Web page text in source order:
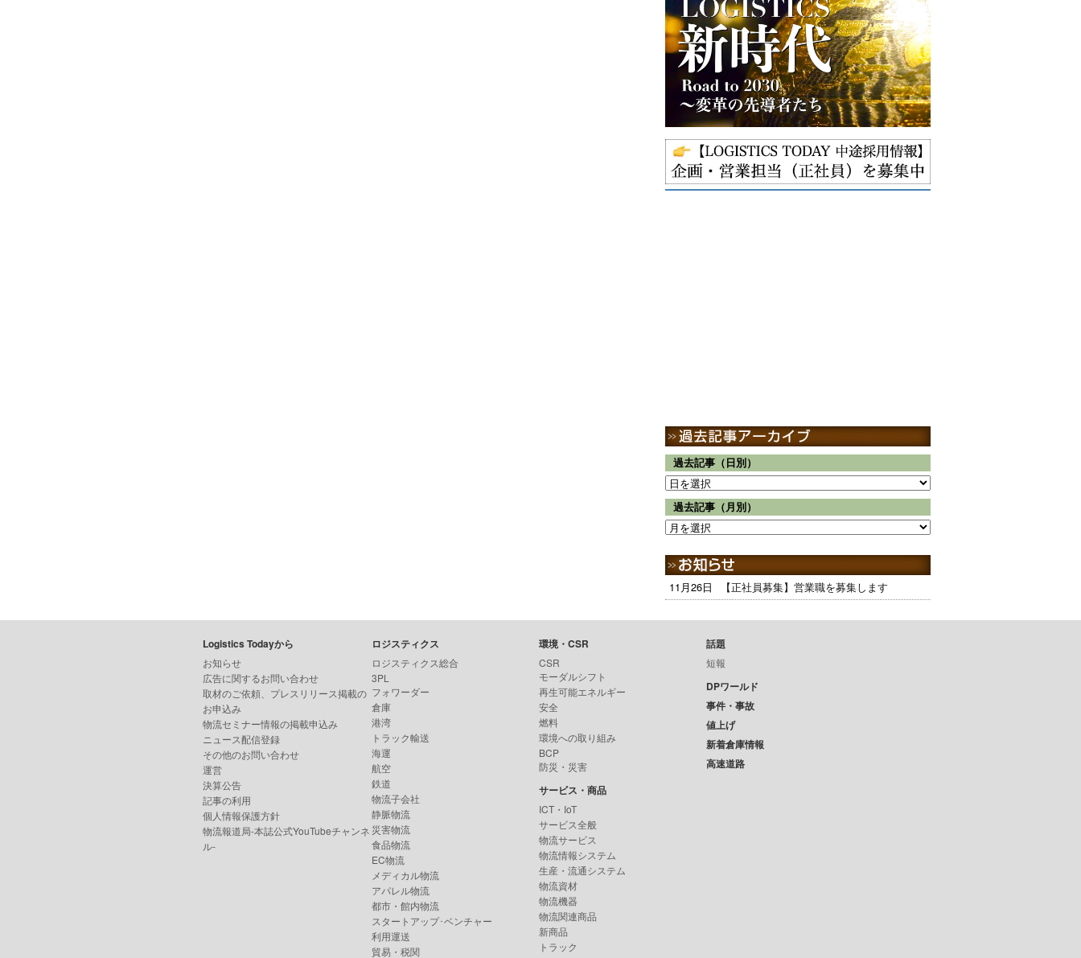
過去記事（日別）
過去記事（月別）
11月26日 【正社員募集】営業職を募集します
Logistics Todayから
お知らせ
広告に関するお問い合わせ
取材のご依頼、プレスリリース掲載の
お申込み
物流セミナー情報の掲載申込み
ニュース配信登録
その他のお問い合わせ
運営
決算公告
記事の利用
個人情報保護方針
物流報道局-本誌公式YouTubeチャンネ
ル-
ロジスティクス
ロジスティクス総合
3PL
フォワーダー
倉庫
港湾
トラック輸送
海運
航空
鉄道
物流子会社
静脈物流
災害物流
食品物流
EC物流
メディカル物流
アパレル物流
都市・館内物流
スタートアップ･ベンチャー
利用運送
貿易・税関
環境・CSR
CSR
モーダルシフト
再生可能エネルギー
安全
燃料
環境への取り組み
BCP
防災・災害
サービス・商品
ICT・IoT
サービス全般
物流サービス
物流情報システム
生産・流通システム
物流資材
物流機器
物流関連商品
新商品
トラック
話題
短報
DPワールド
事件・事故
値上げ
新着倉庫情報
高速道路